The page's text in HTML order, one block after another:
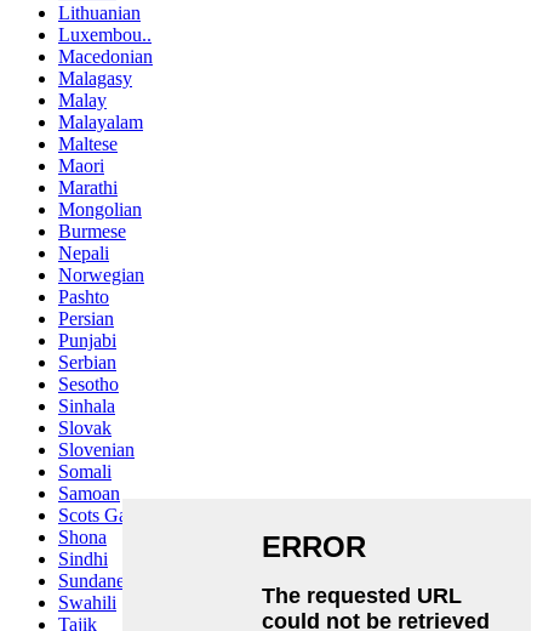
Lithuanian
Luxembou..
Macedonian
Malagasy
Malay
Malayalam
Maltese
Maori
Marathi
Mongolian
Burmese
Nepali
Norwegian
Pashto
Persian
Punjabi
Serbian
Sesotho
Sinhala
Slovak
Slovenian
Somali
Samoan
Scots Gaelic
Shona
Sindhi
Sundanese
Swahili
Tajik